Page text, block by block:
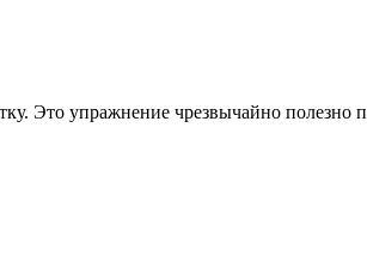
Это упражнение чрезвычайно полезно